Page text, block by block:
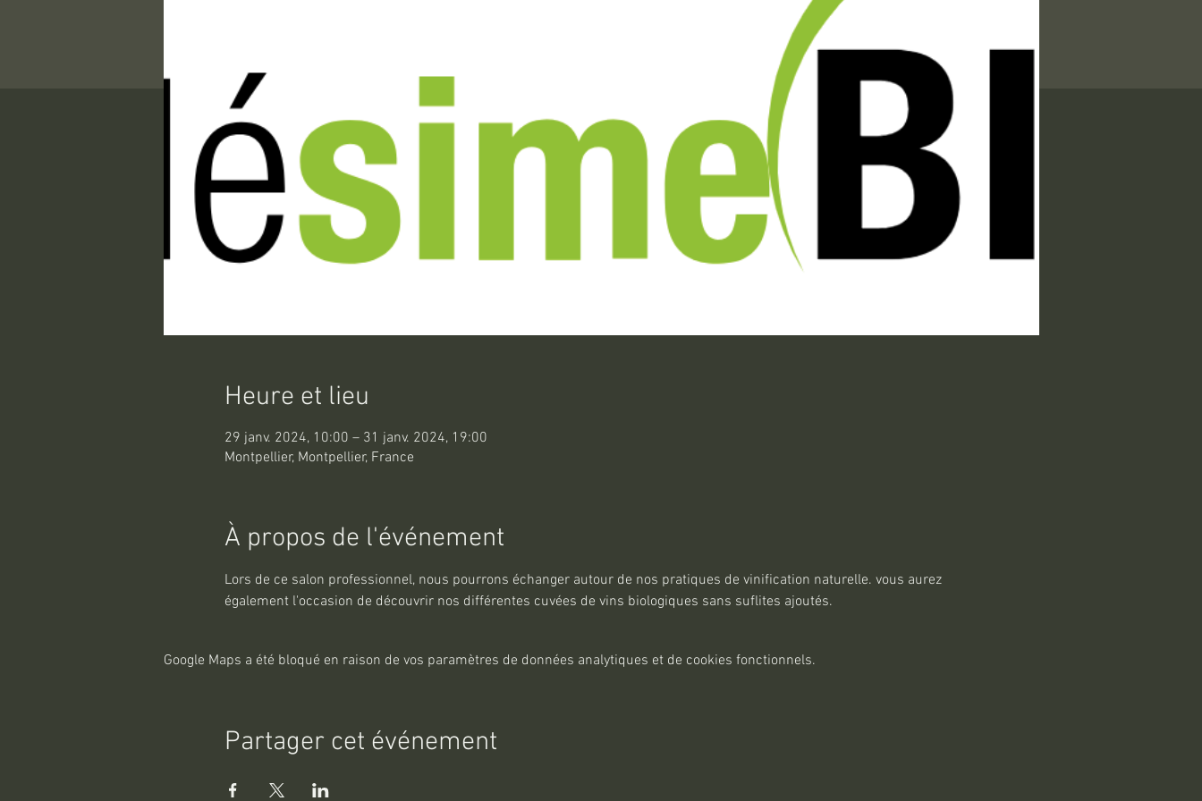
Heure et lieu
29 janv. 2024, 10:00 – 31 janv. 2024, 19:00
Montpellier, Montpellier, France
À propos de l'événement
Lors de ce salon professionnel, nous pourrons échanger autour de nos pratiques de vinification naturelle. vous aurez
également l'occasion de découvrir nos différentes cuvées de vins biologiques sans suflites ajoutés.
Google Maps a été bloqué en raison de vos paramètres de données analytiques et de cookies fonctionnels.
Partager cet événement